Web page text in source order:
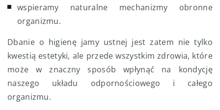
wspieramy naturalne mechanizmy obronne
organizmu.
Dbanie o higienę jamy ustnej jest zatem nie tylko
kwestią estetyki, ale przede wszystkim zdrowia, które
może w znaczny sposób wpłynąć na kondycję
naszego układu odpornościowego i całego
organizmu.